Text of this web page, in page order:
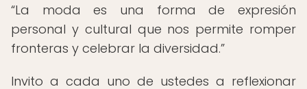
La moda es una forma de expresión
personal y cultural que nos permite romper
fronteras y celebrar la diversidad.
Invito a cada uno de ustedes a reflexionar